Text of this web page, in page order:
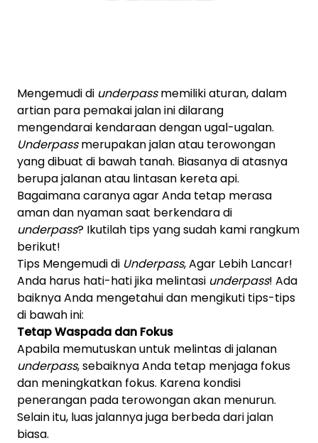
Mengemudi di underpassmemiliki aturan, dalam
artian para pemakai jalan ini dilarang
mengendarai kendaraan dengan ugal-ugalan.
Underpassmerupakan jalan atau terowongan
yang dibuat di bawah tanah. Biasanya di atasnya
berupa jalanan atau lintasan kereta api.
Bagaimana caranya agar Anda tetap merasa
aman dan nyaman saat berkendara di
underpass? Ikutilah tips yang sudah kami rangkum
berikut!
Tips Mengemudi di Underpass, Agar Lebih Lancar!
Anda harus hati-hati jika melintasi underpass! Ada
baiknya Anda mengetahui dan mengikuti tips-tips
di bawah ini:
Tetap Waspada dan Fokus
Apabila memutuskan untuk melintas di jalanan
underpass, sebaiknya Anda tetap menjaga fokus
dan meningkatkan fokus. Karena kondisi
penerangan pada terowongan akan menurun.
Selain itu, luas jalannya juga berbeda dari jalan
biasa.